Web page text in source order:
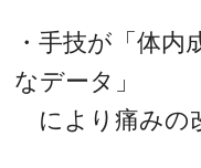
・手技が「体内
なデータ」
により痛みの